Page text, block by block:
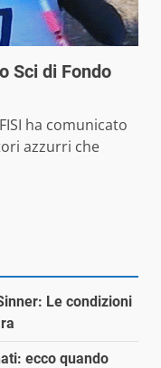
Sci di Fondo
ha comunicato
azzurri che
Le condizioni
ecco quando